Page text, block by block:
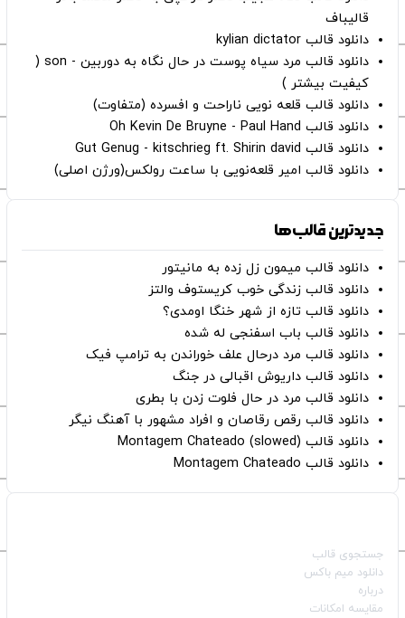
قالیباف
دانلود قالب kylian dictator
دانلود قالب مرد سیاه پوست در حال نگاه به دوربین - son (
کیفیت بیشتر )
دانلود قالب قلعه نویی ناراحت و افسرده (متفاوت)
دانلود قالب Oh Kevin De Bruyne - Paul Hand
دانلود قالب Gut Genug - kitschrieg ft. Shirin david
دانلود قالب امیر قلعه‌نویی با ساعت رولکس(ورژن اصلی)
جدیدترین قالب‌ها
دانلود قالب میمون زل زده به مانیتور
دانلود قالب زندگی خوب کریستوف والتز
دانلود قالب تازه از شهر خنگا اومدی؟
دانلود قالب باب اسفنجی له شده
دانلود قالب مرد درحال علف خوراندن به ترامپ فیک
دانلود قالب داریوش اقبالی در جنگ
دانلود قالب مرد در حال فلوت زدن با بطری
دانلود قالب رقص رقاصان و افراد مشهور با آهنگ نیگر
دانلود قالب Montagem Chateado (slowed)
دانلود قالب Montagem Chateado
جستجوی قالب
دانلود میم باکس
درباره
مقایسه امکانات